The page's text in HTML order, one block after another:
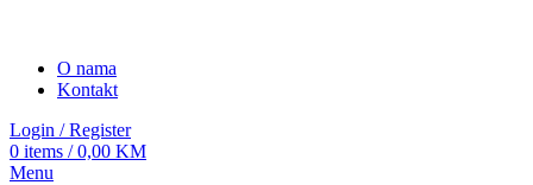
O nama
Kontakt
Login / Register
0 items / 0,00 KM
Menu